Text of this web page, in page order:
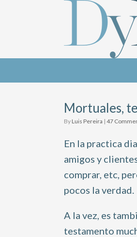
Mortuales,
by Luis Pereira | 47
En la practica
amigos y
comprar, etc,
pocos la verdad.
A la vez, es
testamento